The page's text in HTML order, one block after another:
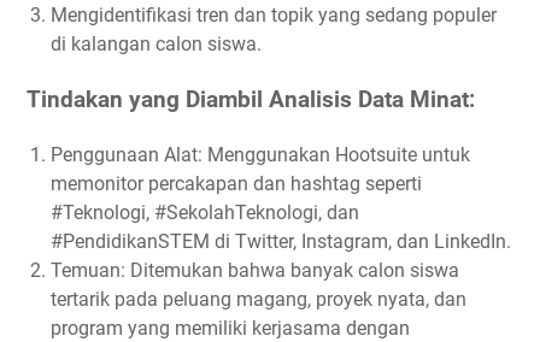
Mengidentifikasi tren dan topik yang sedang populer
di kalangan calon siswa.
Tindakan yang Diambil Analisis Data Minat:
Penggunaan Alat: Menggunakan Hootsuite untuk
memonitor percakapan dan hashtag seperti
#Teknologi, #SekolahTeknologi, dan
#PendidikanSTEM di Twitter, Instagram, dan LinkedIn.
Temuan: Ditemukan bahwa banyak calon siswa
tertarik pada peluang magang, proyek nyata, dan
program yang memiliki kerjasama dengan